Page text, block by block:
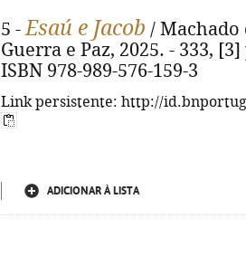
5 -Esaú e Jacob / Machado
Guerra e Paz, 2025. - 333,
ISBN 978-989-576-159-3
Link persistente: http://
ADICIONAR À LISTA